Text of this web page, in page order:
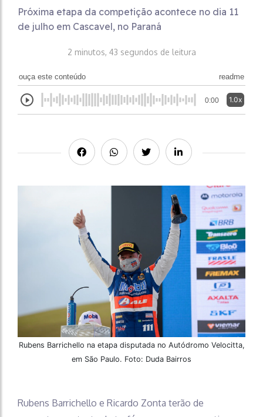
Próxima etapa da competição acontece no dia 11
de julho em Cascavel, no Paraná
2 minutos, 43 segundos de leitura
ouça este conteúdo readme
0:00 1.0x
Rubens Barrichello na etapa disputada no Autódromo Velocitta,
em São Paulo. Foto: Duda Bairros
Rubens Barrichello e Ricardo Zonta terão de